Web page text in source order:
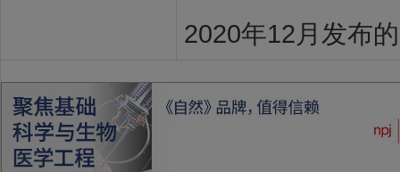
2020年12月发布